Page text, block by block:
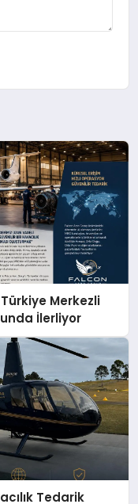
Merkezli
İlerliyor
Tedarik